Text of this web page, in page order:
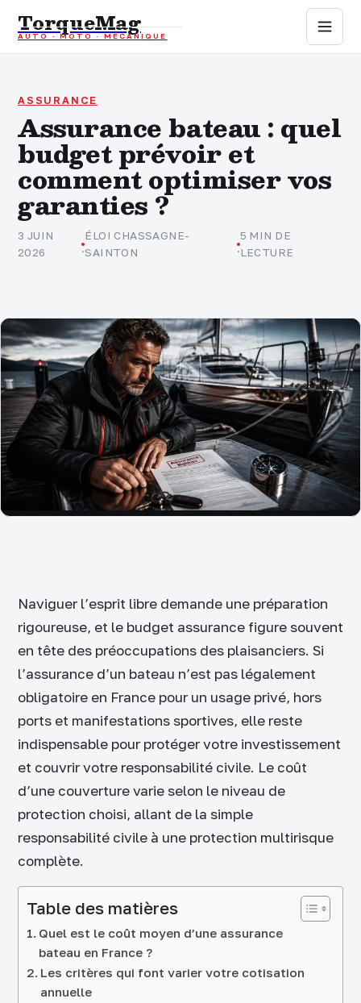
TorqueMag
AUTO · MOTO · MÉCANIQUE
Auto
Moto
Mécanique
Sports mécaniques
Assurance
ASSURANCE
Assurance bateau : quel
budget prévoir et
comment optimiser vos
garanties ?
3 JUIN
2026
·
ÉLOI CHASSAGNE-
SAINTON
·
5 MIN DE
LECTURE
Naviguer l’esprit libre demande une préparation
rigoureuse, et le budget assurance figure souvent
en tête des préoccupations des plaisanciers. Si
l’assurance d’un bateau n’est pas légalement
obligatoire en France pour un usage privé, hors
ports et manifestations sportives, elle reste
indispensable pour protéger votre investissement
et couvrir votre responsabilité civile. Le coût
d’une couverture varie selon le niveau de
protection choisi, allant de la simple
responsabilité civile à une protection multirisque
complète.
Table des matières
Quel est le coût moyen d’une assurance
bateau en France ?
Les critères qui font varier votre cotisation
annuelle